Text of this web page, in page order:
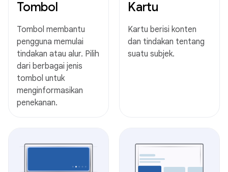
Tombol
Tombol membantu
pengguna memulai
tindakan atau alur. Pilih
dari berbagai jenis
tombol untuk
menginformasikan
penekanan.
Kartu
Kartu berisi konten
dan tindakan tentang
suatu subjek.